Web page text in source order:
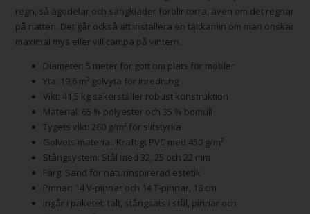
regn, så ägodelar och sängkläder förblir torra, även om det regnar
på natten. Det går också att installera en tältkamin om man önskar
maximal mys eller vill campa på vintern.
Diameter: 5 meter för gott om plats för möbler
Yta: 19,6 m² golvyta för inredning
Vikt: 41,5 kg säkerställer robust konstruktion
Material: 65 % polyester och 35 % bomull
Tygets vikt: 280 g/m² för slitstyrka
Golvets material: Kraftigt PVC med 450 g/m²
Stångsystem: Stål med 32, 25 och 22 mm
Färg: Sand för naturinspirerad estetik
Pinnar: 14 V-pinnar och 14 T-pinnar, 18 cm
Ingår i paketet: tält, stångsats i stål, pinnar och